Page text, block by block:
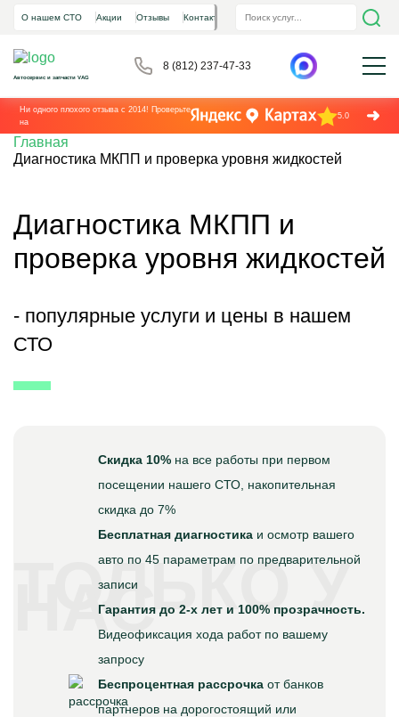
О нашем СТО Акции Отзывы Контакты
Автосервис и запчасти VAG
8 (812) 237-47-33
Ни одного плохого отзыва с 2014! Проверьте
на
5.0
Главная
Диагностика МКПП и проверка уровня жидкостей
Диагностика МКПП и
проверка уровня жидкостей
- популярные услуги и цены в нашем
СТО
Скидка 10% на все работы при первом
посещении нашего СТО, накопительная
скидка до 7%
Бесплатная диагностика и осмотр вашего
авто по 45 параметрам по предварительной
записи
Гарантия до 2-х лет и 100% прозрачность.
Видеофиксация хода работ по вашему
запросу
Беспроцентная рассрочка от банков
партнеров на дорогостоящий или
ТОЛЬКО У
НАС